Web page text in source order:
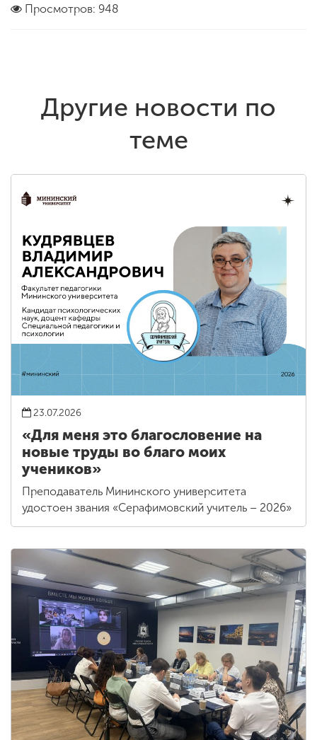
Просмотров: 948
Другие новости по
теме
23.07.2026
«Для меня это благословение на
новые труды во благо моих
учеников»
Преподаватель Мининского университета
удостоен звания «Серафимовский учитель – 2026»